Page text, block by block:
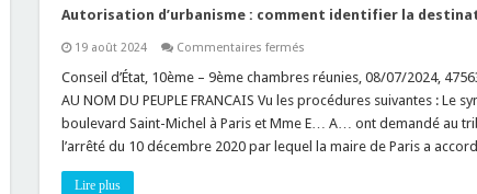
autorisée
?
Autorisation d’urbanisme : comment identifier la
19 août 2024 Commentaires ferméssur
d’urbanisme
comment
identifier
la
destination
Conseil d’État, 10ème – 9ème chambres réunies, 08/07/2024,
AU NOM DU PEUPLE FRANCAIS Vu les procédures suivantes : Le
boulevard Saint-Michel à Paris et Mme E… A… ont demandé au
l’arrêté du 10 décembre 2020 par lequel la maire de Paris a
Lire plus